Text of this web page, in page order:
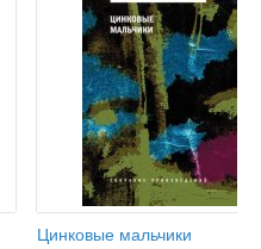
Цинковые мальчики